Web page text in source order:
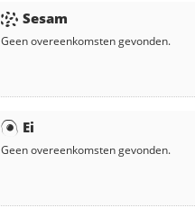
Sesam
Geen overeenkomsten gevonden.
Ei
Geen overeenkomsten gevonden.